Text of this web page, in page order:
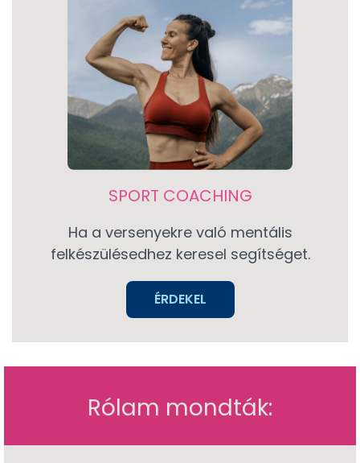
SPORT COACHING
Ha a versenyekre való mentális
felkészülésedhez keresel segítséget.
ÉRDEKEL
Rólam mondták: